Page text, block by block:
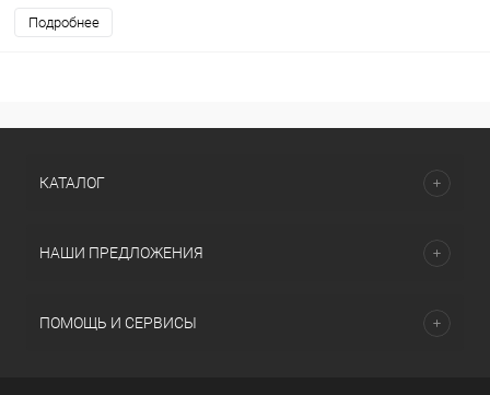
Подробнее
КАТАЛОГ
НАШИ ПРЕДЛОЖЕНИЯ
ПОМОЩЬ И СЕРВИСЫ